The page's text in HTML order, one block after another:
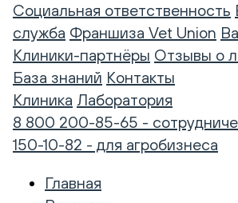
Социальная ответственность
служба Франшиза Vet Union
Клиники-партнёры Отзывы о
База знаний Контакты
Клиника Лаборатория
8 800 200-85-65 -
150-10-82 - для агробизнеса
Главная